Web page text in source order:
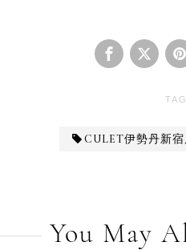
CULET伊勢丹新宿
You May